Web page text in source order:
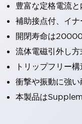
豊富な定格電流と
補助接点付、イナ
開閉寿命は20000
流体電磁引外し方
トリップフリー構
衝撃や振動に強い
本製品は